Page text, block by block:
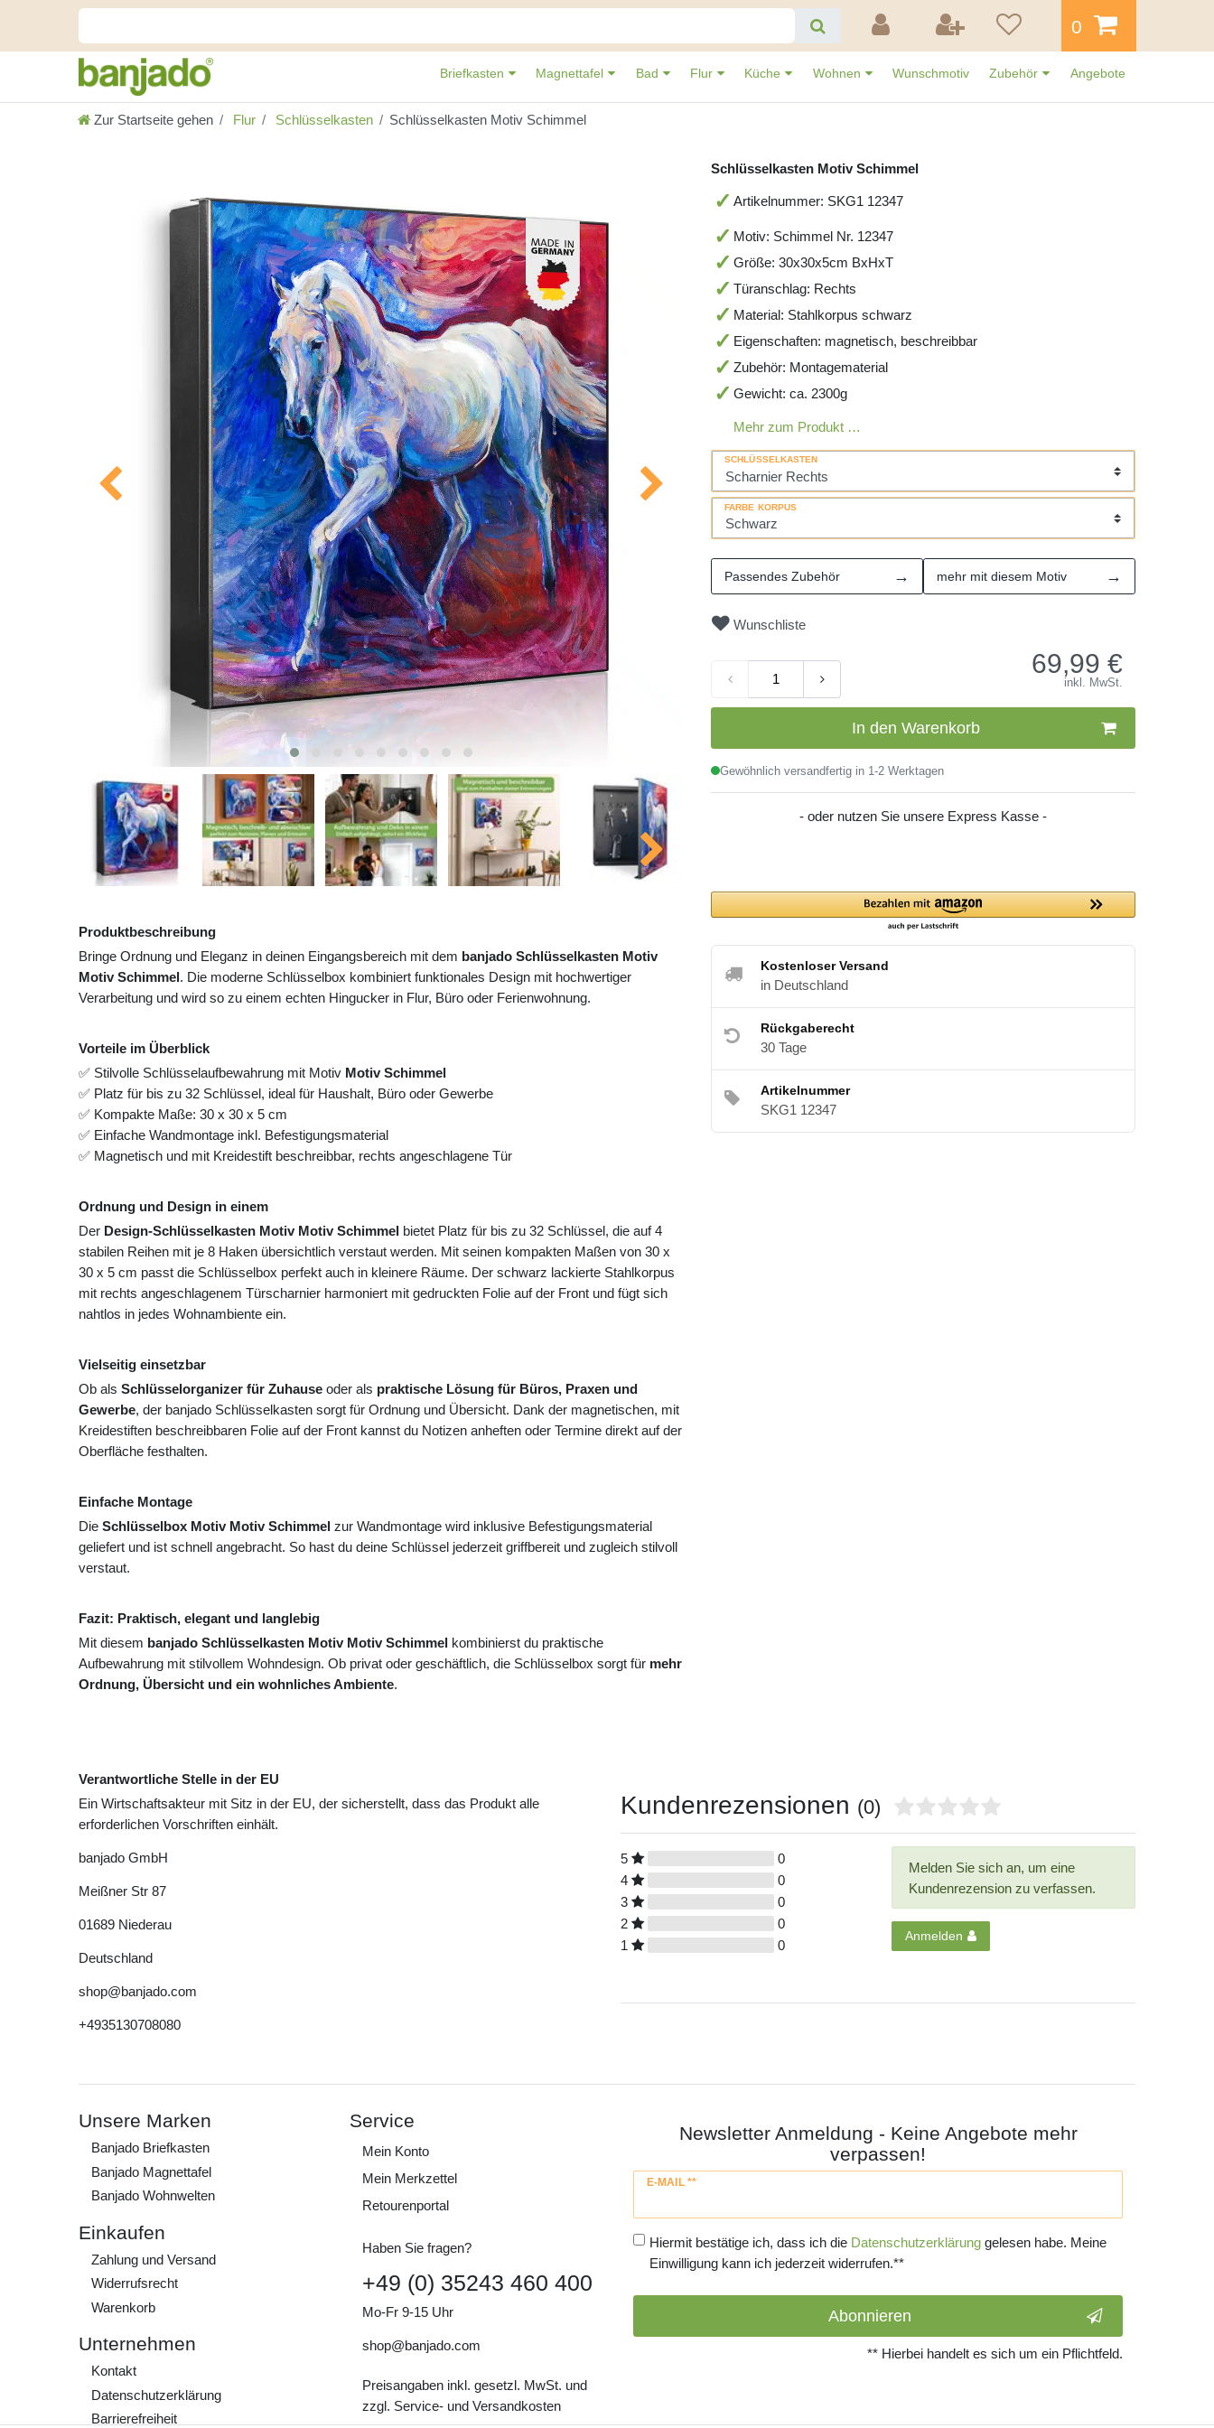
0
Briefkasten Magnettafel Bad Flur Küche Wohnen Wunschmotiv Zubehör Angebote
Zur Startseite gehen Flur Schlüsselkasten Schlüsselkasten Motiv Schimmel
Produktbeschreibung
Bringe Ordnung und Eleganz in deinen Eingangsbereich mit dem banjado Schlüsselkasten Motiv
Motiv Schimmel. Die moderne Schlüsselbox kombiniert funktionales Design mit hochwertiger
Verarbeitung und wird so zu einem echten Hingucker in Flur, Büro oder Ferienwohnung.
Vorteile im Überblick
✅ Stilvolle Schlüsselaufbewahrung mit Motiv Motiv Schimmel
✅ Platz für bis zu 32 Schlüssel, ideal für Haushalt, Büro oder Gewerbe
✅ Kompakte Maße: 30 x 30 x 5 cm
✅ Einfache Wandmontage inkl. Befestigungsmaterial
✅ Magnetisch und mit Kreidestift beschreibbar, rechts angeschlagene Tür
Ordnung und Design in einem
Der Design-Schlüsselkasten Motiv Motiv Schimmel bietet Platz für bis zu 32 Schlüssel, die auf 4
stabilen Reihen mit je 8 Haken übersichtlich verstaut werden. Mit seinen kompakten Maßen von 30 x
30 x 5 cm passt die Schlüsselbox perfekt auch in kleinere Räume. Der schwarz lackierte Stahlkorpus
mit rechts angeschlagenem Türscharnier harmoniert mit gedruckten Folie auf der Front und fügt sich
nahtlos in jedes Wohnambiente ein.
Vielseitig einsetzbar
Ob als Schlüsselorganizer für Zuhause oder als praktische Lösung für Büros, Praxen und
Gewerbe, der banjado Schlüsselkasten sorgt für Ordnung und Übersicht. Dank der magnetischen, mit
Kreidestiften beschreibbaren Folie auf der Front kannst du Notizen anheften oder Termine direkt auf der
Oberfläche festhalten.
Einfache Montage
Die Schlüsselbox Motiv Motiv Schimmel zur Wandmontage wird inklusive Befestigungsmaterial
geliefert und ist schnell angebracht. So hast du deine Schlüssel jederzeit griffbereit und zugleich stilvoll
verstaut.
Fazit: Praktisch, elegant und langlebig
Mit diesem banjado Schlüsselkasten Motiv Motiv Schimmel kombinierst du praktische
Aufbewahrung mit stilvollem Wohndesign. Ob privat oder geschäftlich, die Schlüsselbox sorgt für mehr
Ordnung, Übersicht und ein wohnliches Ambiente.
Schlüsselkasten Motiv Schimmel
Artikelnummer: SKG1 12347
Motiv: Schimmel Nr. 12347
Größe: 30x30x5cm BxHxT
Türanschlag: Rechts
Material: Stahlkorpus schwarz
Eigenschaften: magnetisch, beschreibbar
Zubehör: Montagematerial
Gewicht: ca. 2300g
Mehr zum Produkt …
SCHLÜSSELKASTEN
FARBE KORPUS
Passendes Zubehör → mehr mit diesem Motiv →
Wunschliste
69,99 €
inkl. MwSt.
In den Warenkorb
Gewöhnlich versandfertig in 1-2 Werktagen
- oder nutzen Sie unsere Express Kasse -
Kostenloser Versand
in Deutschland
Rückgaberecht
30 Tage
Artikelnummer
SKG1 12347
Verantwortliche Stelle in der EU
Ein Wirtschaftsakteur mit Sitz in der EU, der sicherstellt, dass das Produkt alle
erforderlichen Vorschriften einhält.
banjado GmbH
Meißner Str 87
01689 Niederau
Deutschland
shop@banjado.com
+4935130708080
Kundenrezensionen (0)
5
0
4
0
3
0
2
0
1
0
Melden Sie sich an, um eine
Kundenrezension zu verfassen.
Anmelden
Unsere Marken
Banjado Briefkasten
Banjado Magnettafel
Banjado Wohnwelten
Einkaufen
Zahlung und Versand
Widerrufs­recht
Warenkorb
Unternehmen
Kontakt
Daten­schutz­erklärung
Barrierefreiheit
Service
Mein Konto
Mein Merkzettel
Retourenportal
Haben Sie fragen?
+49 (0) 35243 460 400
Mo-Fr 9-15 Uhr
shop@banjado.com
Preisangaben inkl. gesetzl. MwSt. und
zzgl. Service- und Versandkosten
Newsletter Anmeldung - Keine Angebote mehr
verpassen!
E-MAIL **
Newsletter
Hiermit bestätige ich, dass ich die Daten­schutz­erklärunggelesen habe. Meine
Einwilligung kann ich jederzeit widerrufen.**
Abonnieren
** Hierbei handelt es sich um ein Pflichtfeld.